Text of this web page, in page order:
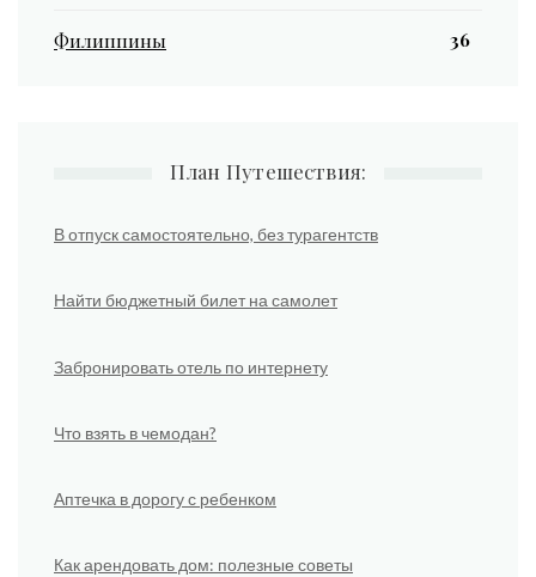
Филиппины 36
План Путешествия:
В отпуск самостоятельно, без турагентств
Найти бюджетный билет на самолет
Забронировать отель по интернету
Что взять в чемодан?
Аптечка в дорогу с ребенком
Как арендовать дом: полезные советы